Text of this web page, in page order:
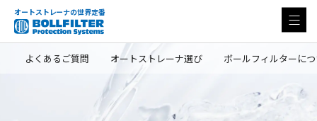
オートストレーナの世界定番
よくあるご質問 オートストレーナ選び ボールフィルターに